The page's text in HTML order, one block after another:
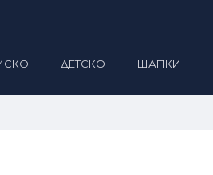
ДЕТСКО ШАПКИ